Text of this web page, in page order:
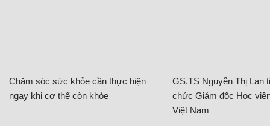
Chăm sóc sức khỏe cần thực hiện
ngay khi cơ thể còn khỏe
GS.TS Nguyễn Thị Lan
chức Giám đốc Học
Việt Nam